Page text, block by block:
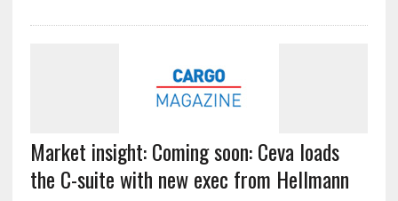
Market insight: Coming soon: Ceva loads
the C-suite with new exec from Hellmann